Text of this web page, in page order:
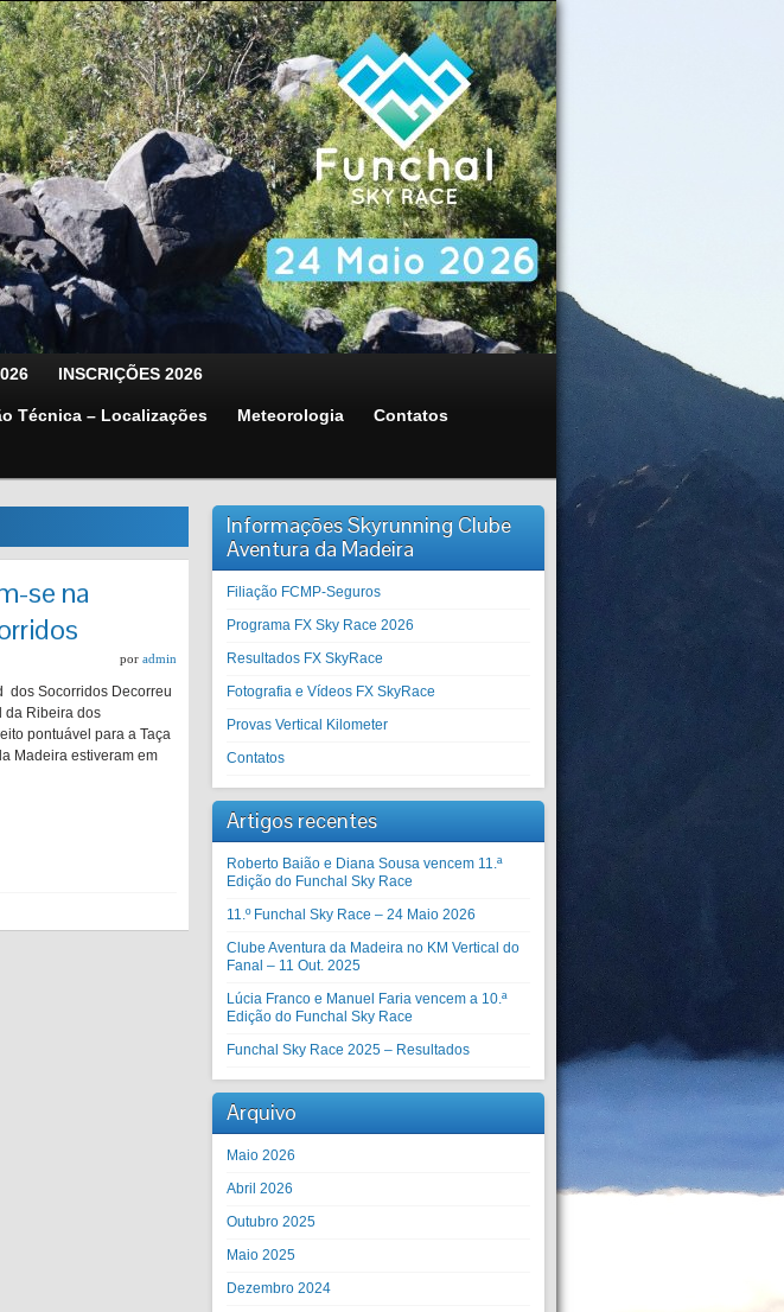
INSCRIÇÕES 2026
Técnica – Localizações Meteorologia Contatos
se na
por admin
dos Socorridos Decorreu
da Ribeira dos
pontuável para a Taça
Madeira estiveram em
Informações Skyrunning Clube
Aventura da Madeira
Filiação FCMP-Seguros
Programa FX Sky Race 2026
Resultados FX SkyRace
Fotografia e Vídeos FX SkyRace
Provas Vertical Kilometer
Contatos
Artigos recentes
Roberto Baião e Diana Sousa vencem 11.ª
Edição do Funchal Sky Race
11.º Funchal Sky Race – 24 Maio 2026
Clube Aventura da Madeira no KM Vertical do
Fanal – 11 Out. 2025
Lúcia Franco e Manuel Faria vencem a 10.ª
Edição do Funchal Sky Race
Funchal Sky Race 2025 – Resultados
Arquivo
Maio 2026
Abril 2026
Outubro 2025
Maio 2025
Dezembro 2024